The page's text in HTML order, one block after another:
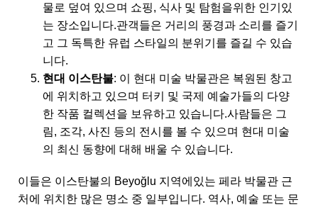
물로 덮여 있으며 쇼핑, 식사 및 탐험을위한 인기있
는 장소입니다.관객들은 거리의 풍경과 소리를 즐기
고 그 독특한 유럽 스타일의 분위기를 즐길 수 있습
니다.
현대 이스탄불: 이 현대 미술 박물관은 복원된 창고
에 위치하고 있으며 터키 및 국제 예술가들의 다양
한 작품 컬렉션을 보유하고 있습니다.사람들은 그
림, 조각, 사진 등의 전시를 볼 수 있으며 현대 미술
의 최신 동향에 대해 배울 수 있습니다.
이들은 이스탄불의 Beyoğlu 지역에있는 페라 박물관 근
처에 위치한 많은 명소 중 일부입니다. 역사, 예술 또는 문